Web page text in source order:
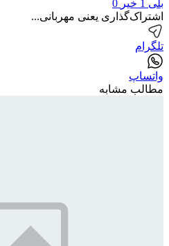
بلی 1 خیر 0
اشتراک‌گذاری یعنی مهربانی...
تلگرام
واتساپ
مطالب مشابه